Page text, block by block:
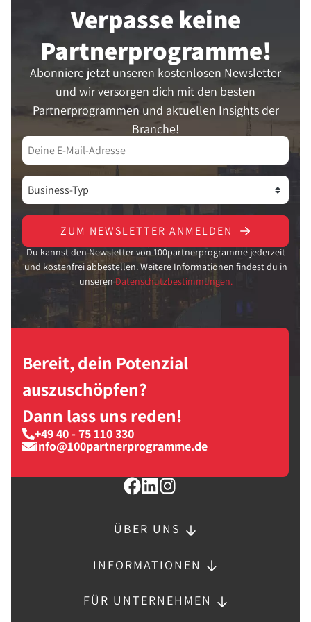
Verpasse keine
Partner­programme!
Abonniere jetzt unseren kostenlosen Newsletter
und wir versorgen dich mit den besten
Partnerprogrammen und aktuellen Insights der
Branche!
ZUM NEWSLETTER ANMELDEN
Du kannst den Newsletter von 100partnerprogramme jederzeit
und kostenfrei abbestellen. Weitere Informationen findest du in
unseren Datenschutzbestimmungen.
Bereit, dein Potenzial
auszuschöpfen?
Dann lass uns reden!
+49 40 - 75 110 330
info@100partnerprogramme.de
ÜBER UNS
INFORMATIONEN
FÜR UNTERNEHMEN